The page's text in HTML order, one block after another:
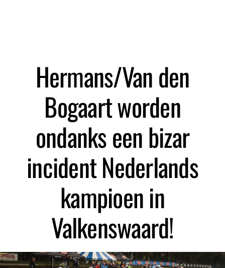
Hermans/Van den
Bogaart worden
ondanks een bizar
incident Nederlands
kampioen in
Valkenswaard!